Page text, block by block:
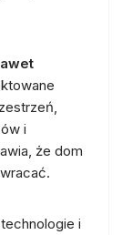
i
że dom
i